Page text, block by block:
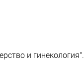
и гинекология".